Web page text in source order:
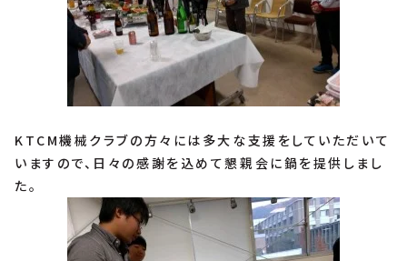
KTCM機械クラブの方々には多大な支援をしていただいて
いますので、日々の感謝を込めて懇親会に鍋を提供しまし
た。